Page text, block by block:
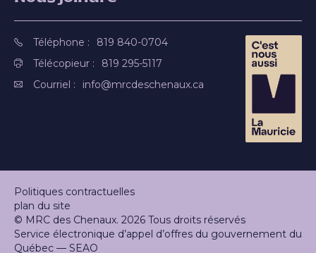
Téléphone :
819 840-0704
Télécopieur :
819 295-5117
Courriel :
info@mrcdeschenaux.ca
Politiques contractuelles
plan du site
© MRC des Chenaux. 2026 Tous droits réservés
Service électronique d’appel d’offres du gouvernement du
Québec — SEAO